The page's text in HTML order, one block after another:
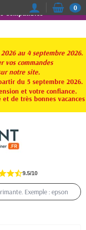
Compatibles
au 4 septembre 2026.
commandes
notre site.
du 5 septembre 2026.
et votre confiance.
de très bonnes vacances
0
9.5/10